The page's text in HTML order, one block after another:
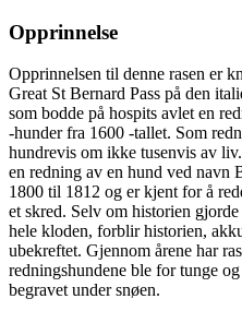
Opprinnelse
Opprinnelsen til denne rasen er
Great St Bernard Pass på den
som bodde på hospits avlet en
-hunder fra 1600 -tallet. Som
hundrevis om ikke tusenvis av
en redning av en hund ved navn
1800 til 1812 og er kjent for å
et skred. Selv om historien
hele kloden, forblir historien,
ubekreftet. Gjennom årene har
redningshundene ble for tunge
begravet under snøen.